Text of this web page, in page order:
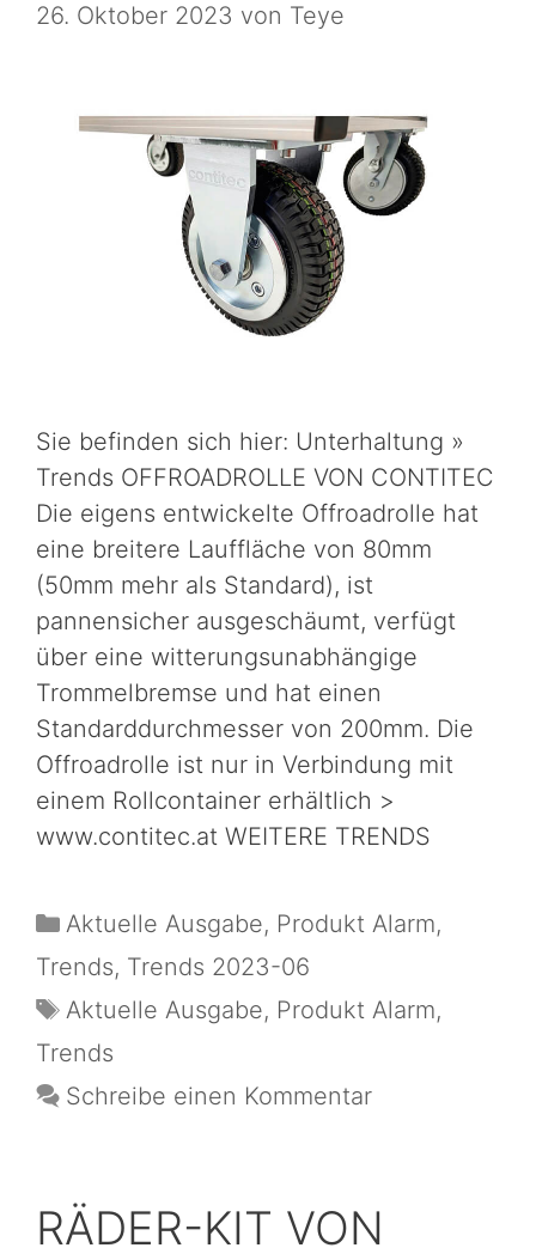
26. Oktober 2023 von Teye
Sie befinden sich hier: Unterhaltung »
Trends OFFROADROLLE VON CONTITEC
Die eigens entwickelte Offroadrolle hat
eine breitere Lauffläche von 80mm
(50mm mehr als Standard), ist
pannensicher ausgeschäumt, verfügt
über eine witterungsunabhängige
Trommelbremse und hat einen
Standarddurchmesser von 200mm. Die
Offroadrolle ist nur in Verbindung mit
einem Rollcontainer erhältlich >
www.contitec.at WEITERE TRENDS
Aktuelle Ausgabe, Produkt Alarm,
Trends, Trends 2023-06
Aktuelle Ausgabe, Produkt Alarm,
Trends
Schreibe einen Kommentar
RÄDER-KIT VON